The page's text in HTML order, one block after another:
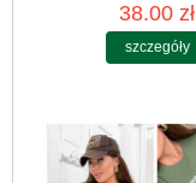
38.00 zł
szczegóły